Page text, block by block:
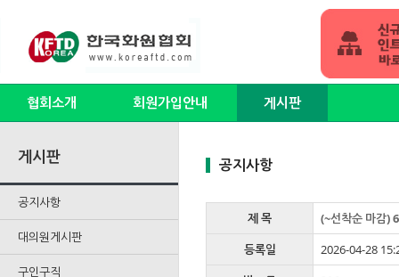
협회소개 회원가입안내 게시판
게시판
공지사항
대의원게시판
구인구직
공지사항
제 목
(~선착순 마감)
등록일
2026-04-28